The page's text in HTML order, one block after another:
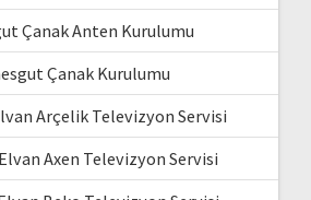
Çanak Anten Kurulumu
Çanak Kurulumu
Arçelik Televizyon Servisi
Axen Televizyon Servisi